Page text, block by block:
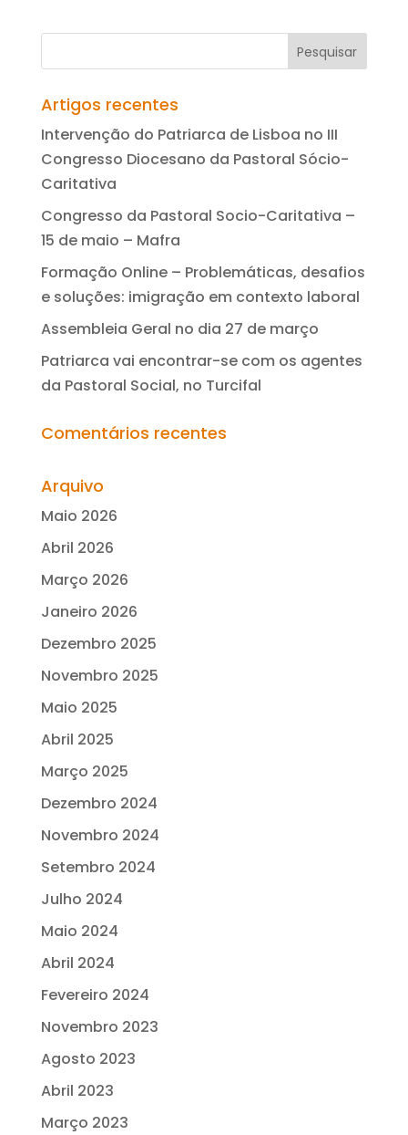
Artigos recentes
Intervenção do Patriarca de Lisboa no III
Congresso Diocesano da Pastoral Sócio-
Caritativa
Congresso da Pastoral Socio-Caritativa –
15 de maio – Mafra
Formação Online – Problemáticas, desafios
e soluções: imigração em contexto laboral
Assembleia Geral no dia 27 de março
Patriarca vai encontrar-se com os agentes
da Pastoral Social, no Turcifal
Comentários recentes
Arquivo
Maio 2026
Abril 2026
Março 2026
Janeiro 2026
Dezembro 2025
Novembro 2025
Maio 2025
Abril 2025
Março 2025
Dezembro 2024
Novembro 2024
Setembro 2024
Julho 2024
Maio 2024
Abril 2024
Fevereiro 2024
Novembro 2023
Agosto 2023
Abril 2023
Março 2023